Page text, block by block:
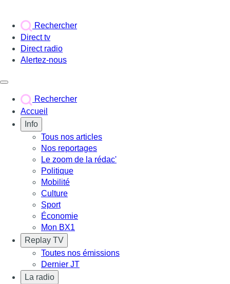
Rechercher
Direct tv
Direct radio
Alertez-nous
Rechercher
Accueil
Info
Tous nos articles
Nos reportages
Le zoom de la rédac'
Politique
Mobilité
Culture
Sport
Économie
Mon BX1
Replay TV
Toutes nos émissions
Dernier JT
La radio